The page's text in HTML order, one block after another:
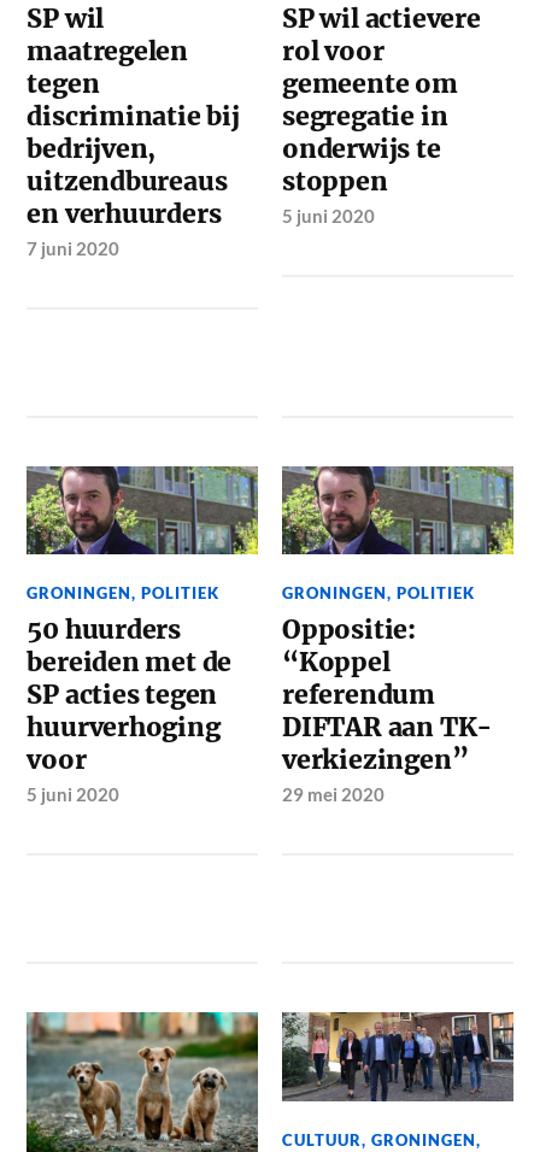
SP wil
maatregelen
tegen
discriminatie bij
bedrijven,
uitzendbureaus
en verhuurders
7 juni 2020
SP wil actievere
rol voor
gemeente om
segregatie in
onderwijs te
stoppen
5 juni 2020
GRONINGEN,POLITIEK
50 huurders
bereiden met de
SP acties tegen
huurverhoging
voor
5 juni 2020
GRONINGEN,POLITIEK
Oppositie:
“Koppel
referendum
DIFTAR aan TK-
verkiezingen”
29 mei 2020
CULTUUR,GRONINGEN,